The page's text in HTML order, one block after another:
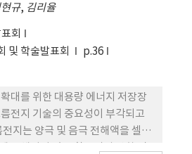
membranes are,
interface. In this
free membrane
will be addressed.
규, 김리율
회
및 학술발표회
p.36
대를 위한 대용량 에너지 저장장
전지 기술의 중요성이 부각되고
지는 양극 및 음극 전해액을 셀에